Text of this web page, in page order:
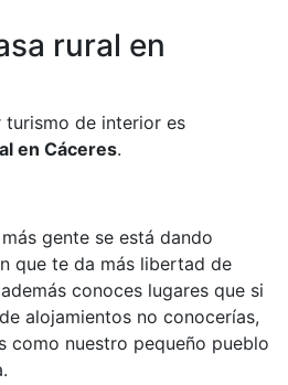
rural en
turismo de interior es
en Cáceres.
gente se está dando
que te da más libertad de
conoces lugares que si
alojamientos no conocerías,
como nuestro pequeño pueblo